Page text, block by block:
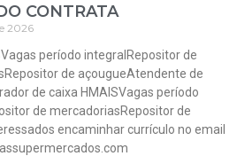
CONTRATA
2026
período integralRepositor de
de açougueAtendente de
de caixa HMAISVagas período
de mercadoriasRepositor de
encaminhar currículo no email